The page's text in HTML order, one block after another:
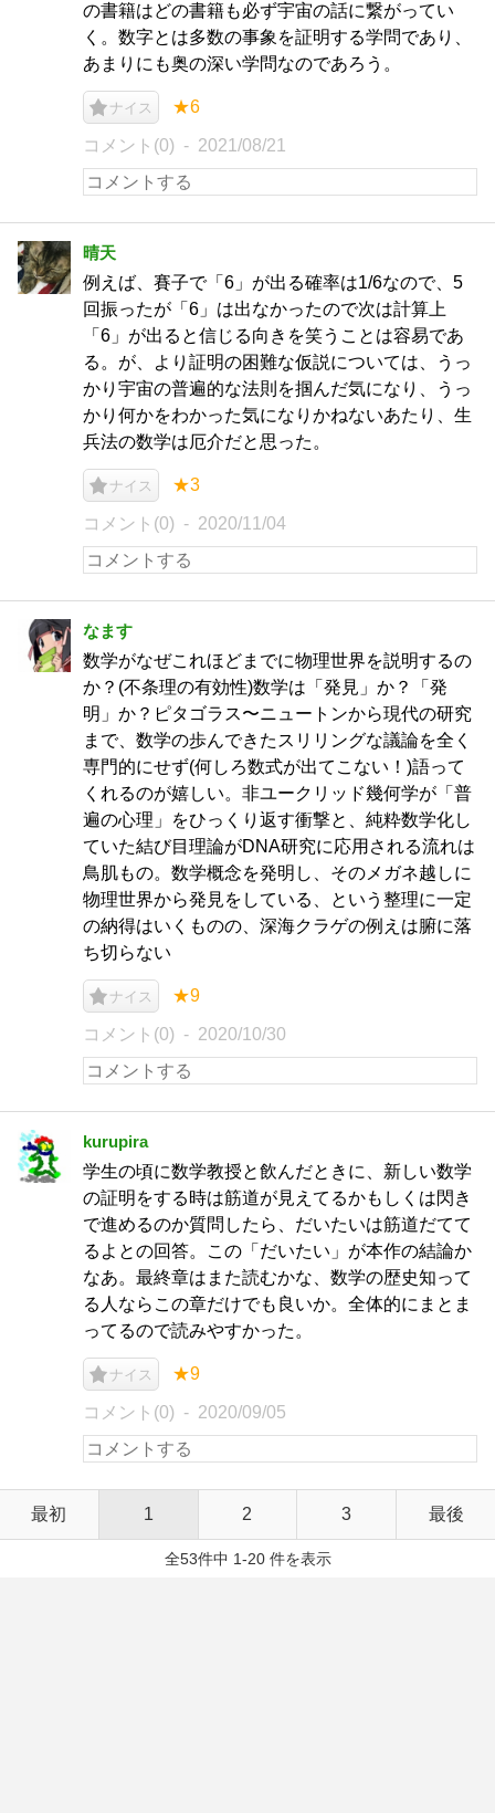
の書籍はどの書籍も必ず宇宙の話に繋がってい
く。数字とは多数の事象を証明する学問であり、
あまりにも奥の深い学問なのであろう。
ナイス ★6
コメント(0) 2021/08/21
晴天
例えば、賽子で「6」が出る確率は1/6なので、5
回振ったが「6」は出なかったので次は計算上
「6」が出ると信じる向きを笑うことは容易であ
る。が、より証明の困難な仮説については、うっ
かり宇宙の普遍的な法則を掴んだ気になり、うっ
かり何かをわかった気になりかねないあたり、生
兵法の数学は厄介だと思った。
ナイス ★3
コメント(0) 2020/11/04
なます
数学がなぜこれほどまでに物理世界を説明するの
か？(不条理の有効性)数学は「発見」か？「発
明」か？ピタゴラス〜ニュートンから現代の研究
まで、数学の歩んできたスリリングな議論を全く
専門的にせず(何しろ数式が出てこない！)語って
くれるのが嬉しい。非ユークリッド幾何学が「普
遍の心理」をひっくり返す衝撃と、純粋数学化し
ていた結び目理論がDNA研究に応用される流れは
鳥肌もの。数学概念を発明し、そのメガネ越しに
物理世界から発見をしている、という整理に一定
の納得はいくものの、深海クラゲの例えは腑に落
ち切らない
ナイス ★9
コメント(0) 2020/10/30
kurupira
学生の頃に数学教授と飲んだときに、新しい数学
の証明をする時は筋道が見えてるかもしくは閃き
で進めるのか質問したら、だいたいは筋道だてて
るよとの回答。この「だいたい」が本作の結論か
なあ。最終章はまた読むかな、数学の歴史知って
る人ならこの章だけでも良いか。全体的にまとま
ってるので読みやすかった。
ナイス ★9
コメント(0) 2020/09/05
最初 1 2 3 最後
全53件中 1-20 件を表示